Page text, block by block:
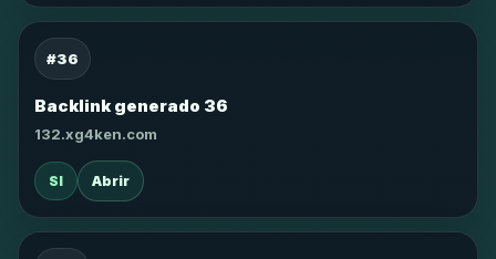
#36
Backlink generado 36
132.xg4ken.com
SI Abrir